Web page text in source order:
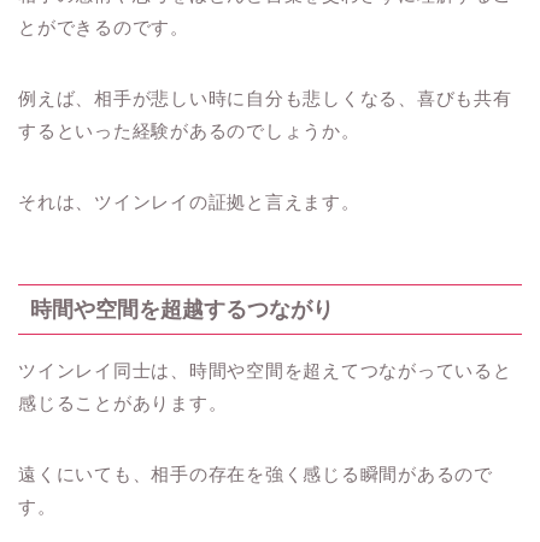
とができるのです。
例えば、相手が悲しい時に自分も悲しくなる、喜びも共有
するといった経験があるのでしょうか。
それは、ツインレイの証拠と言えます。
時間や空間を超越するつながり
ツインレイ同士は、時間や空間を超えてつながっていると
感じることがあります。
遠くにいても、相手の存在を強く感じる瞬間があるので
す。